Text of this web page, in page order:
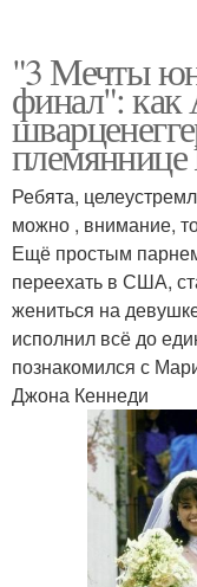
"3 Мечты
финал": как
Ребята,
можно , внимание,
Ещё простым
переехать в США,
жениться на
исполнил всё до
познакомился с
Джона Кеннеди